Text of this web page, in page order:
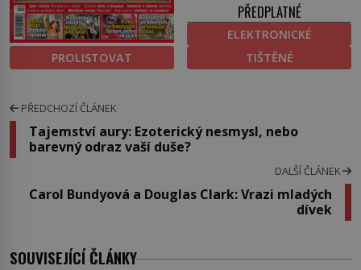
PROLISTOVAT
PŘEDPLATNÉ
ELEKTRONICKÉ
TIŠTĚNÉ
PŘEDCHOZÍ ČLÁNEK
Tajemství aury: Ezoterický nesmysl, nebo
barevný odraz vaší duše?
DALŠÍ ČLÁNEK
Carol Bundyová a Douglas Clark: Vrazi mladých
dívek
SOUVISEJÍCÍ ČLÁNKY